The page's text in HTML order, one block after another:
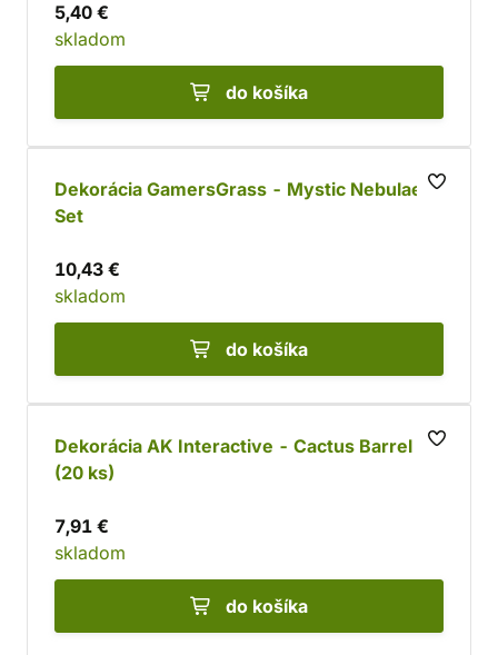
5,40 €
skladom
do košíka
Dekorácia GamersGrass - Mystic Nebulae
Set
10,43 €
skladom
do košíka
Dekorácia AK Interactive - Cactus Barrel
(20 ks)
7,91 €
skladom
do košíka